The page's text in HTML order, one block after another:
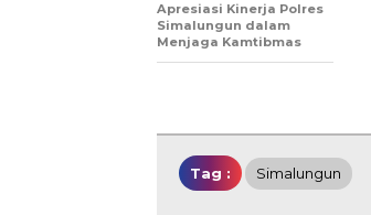
Apresiasi Kinerja Polres
Simalungun dalam
Menjaga Kamtibmas
Tag : Simalungun